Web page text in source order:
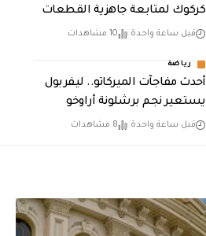
كركوك لمتابعة جاهزية القطعات
قبل ساعة واحدة 10 مشاهدات
رياضة
أحدث مفاجآت الميركاتو.. ليفربول
يستعير نجم برشلونة أراوخو
قبل ساعة واحدة 8 مشاهدات